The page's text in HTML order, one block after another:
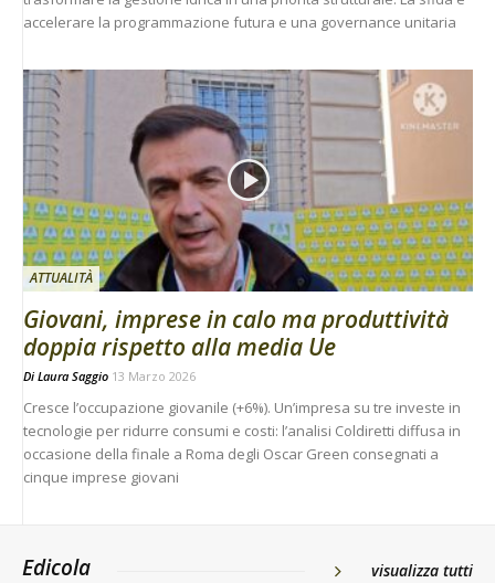
accelerare la programmazione futura e una governance unitaria
ATTUALITÀ
Giovani, imprese in calo ma produttività
doppia rispetto alla media Ue
Di Laura Saggio 13 Marzo 2026
Cresce l’occupazione giovanile (+6%). Un’impresa su tre investe in
tecnologie per ridurre consumi e costi: l’analisi Coldiretti diffusa in
occasione della finale a Roma degli Oscar Green consegnati a
cinque imprese giovani
Edicola visualizza tutti